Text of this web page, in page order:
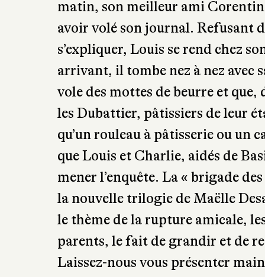
matin, son meilleur ami Corentin
avoir volé son journal. Refusant
s’expliquer, Louis se rend chez
arrivant, il tombe nez à nez avec
vole des mottes de beurre et
les Dubattier, pâtissiers de leur
qu’un rouleau à pâtisserie ou un
que Louis et Charlie, aidés de
mener l’enquête. La « brigade
la nouvelle trilogie de Maëlle
le thème de la rupture amicale,
parents, le fait de grandir et de
Laissez-nous vous présenter